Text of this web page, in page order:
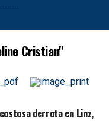
Cristian"
derrota en Linz,